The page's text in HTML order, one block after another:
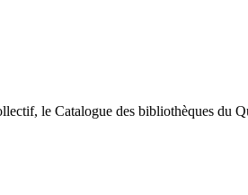
le Catalogue des bibliothèques du